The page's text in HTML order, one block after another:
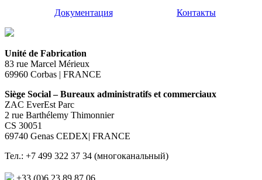
Документация
Контакты
Unité de Fabrication
83 rue Marcel Mérieux
69960 Corbas | FRANCE
Siège Social – Bureaux administratifs et commerciaux
ZAC EverEst Parc
2 rue Barthélemy Thimonnier
CS 30051
69740 Genas CEDEX| FRANCE
Тел.: +7 499 322 37 34 (многоканальный)
+33 (0)6 23 89 87 06